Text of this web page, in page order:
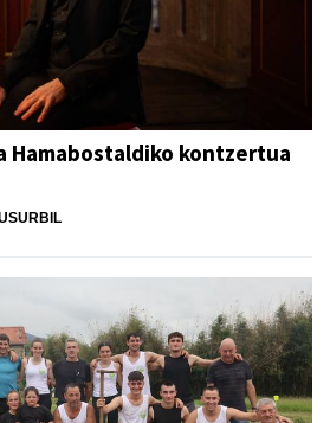
Hamabostaldiko kontzertua